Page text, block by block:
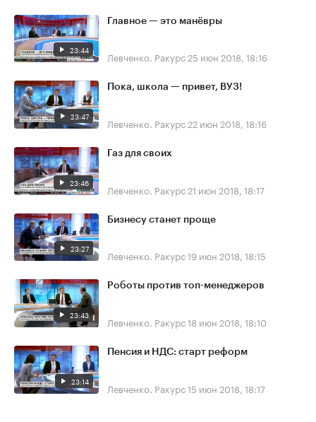
23:44
Главное — это манёвры
Левченко. Ракурс 25 июн 2018, 18:16
23:47
Пока, школа — привет, ВУЗ!
Левченко. Ракурс 22 июн 2018, 18:16
23:46
Газ для своих
Левченко. Ракурс 21 июн 2018, 18:17
23:27
Бизнесу станет проще
Левченко. Ракурс19 июн 2018, 18:15
23:43
Роботы против топ-менеджеров
Левченко. Ракурс18 июн 2018, 18:10
23:14
Пенсия и НДС: старт реформ
Левченко. Ракурс15 июн 2018, 18:17